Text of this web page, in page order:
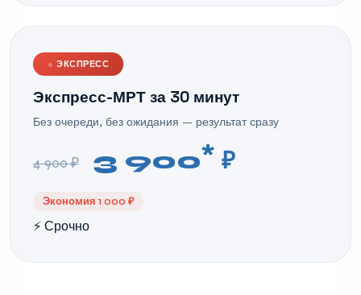
●ЭКСПРЕСС
Экспресс-МРТ за 30 минут
Без очереди, без ожидания — результат сразу
4 900 ₽ 3 900* ₽
Экономия 1 000 ₽
⚡ Срочно